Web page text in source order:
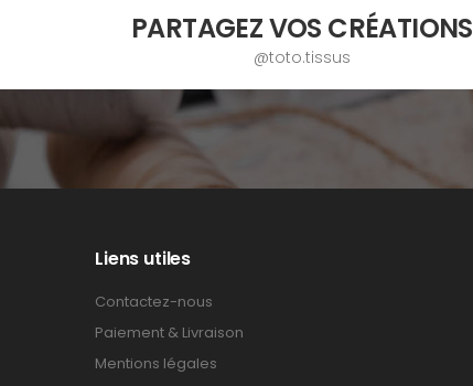
PARTAGEZ VOS CRÉATIONS
@toto.tissus
Liens utiles
Contactez-nous
Paiement & Livraison
Mentions légales